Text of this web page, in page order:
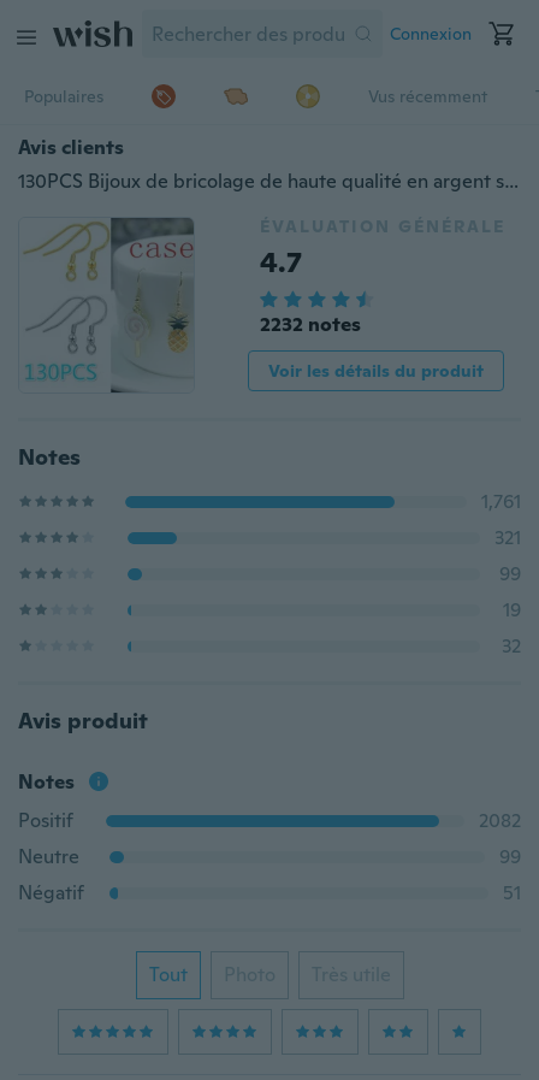
Connexion
Populaires Vus récemment
Avis clients
130PCS Bijoux de bricolage de haute qualité en argent sterling 925 Boucles d'oreilles Boucles d'oreilles à crochets français en fil d'argent 925
ÉVALUATION GÉNÉRALE
4.7
2232 notes
Voir les détails du produit
Notes
1,761
321
99
19
32
Avis produit
Notes
Positif
2082
Neutre
99
Négatif
51
Tout Photo Très utile